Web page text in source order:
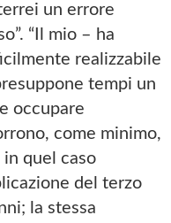
un errore
“Il mio – ha
realizzabile
tempi un
occupare
come minimo,
in quel caso
del terzo
la stessa